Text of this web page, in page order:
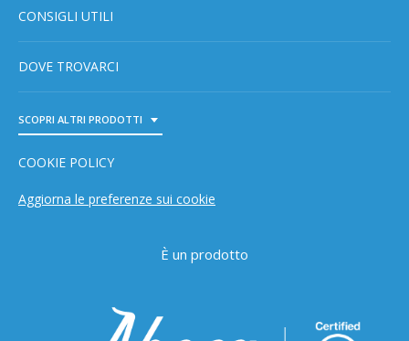
CONSIGLI UTILI
DOVE TROVARCI
SCOPRI ALTRI PRODOTTI
COOKIE POLICY
Aggiorna le preferenze sui cookie
È un prodotto